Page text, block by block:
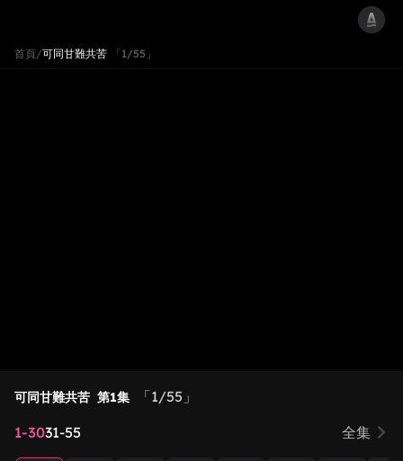
首頁/可同甘難共苦 「1/55」
可同甘難共苦 第1集
「1/55」
1-3031-55 全集